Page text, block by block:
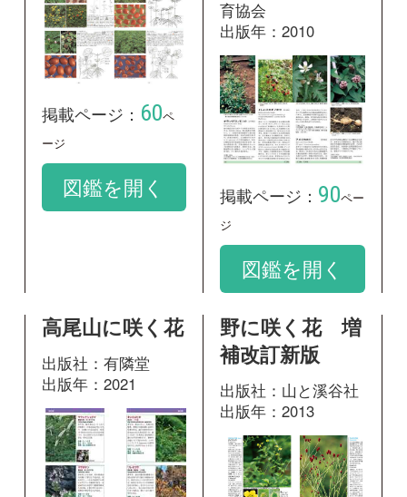
高尾山に咲く花
出版社：有隣堂
出版年：2021
掲載ページ：117
野に咲く花 増
補改訂新版
出版社：山と溪谷社
出版年：2013
掲載ページ：
図鑑を開く
箱根に咲く花
出版社：有隣堂
出版年：2024
神奈川県植物誌
2001
出版社：神奈川県立
生命の星・地球博物
館
出版年：2001